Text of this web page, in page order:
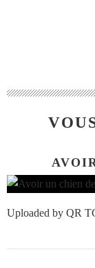
Uploaded by QR